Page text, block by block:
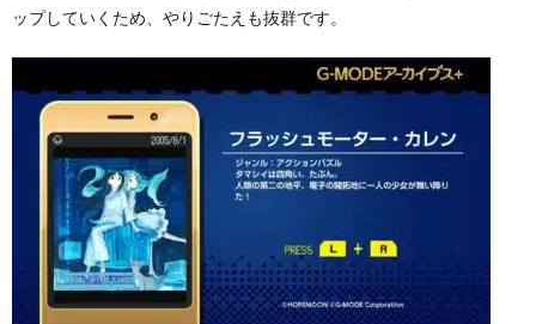
ップしていくため、やりごたえも抜群です。